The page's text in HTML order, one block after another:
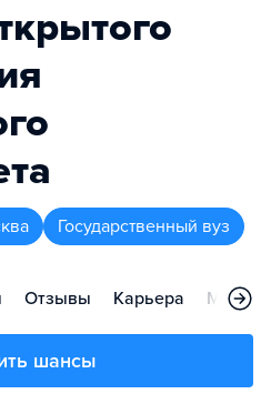
Государственный вуз
Отзывы Карьера
шансы